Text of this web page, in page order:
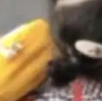
以
范
落地
产力
XAge
CI
效率
不新
型
是类
。 文
O